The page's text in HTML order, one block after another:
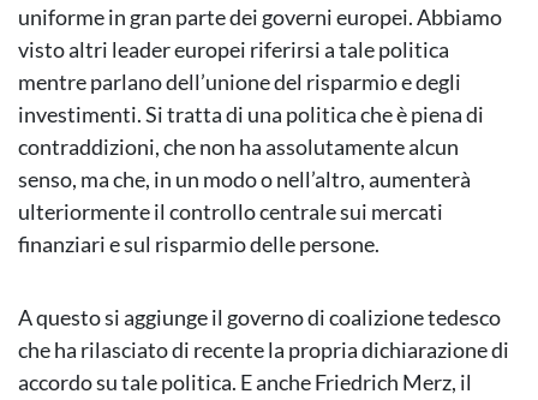
uniforme in gran parte dei governi europei. Abbiamo
visto altri leader europei riferirsi a tale politica
mentre parlano dell’unione del risparmio e degli
investimenti. Si tratta di una politica che è piena di
contraddizioni, che non ha assolutamente alcun
senso, ma che, in un modo o nell’altro, aumenterà
ulteriormente il controllo centrale sui mercati
finanziari e sul risparmio delle persone.
A questo si aggiunge il governo di coalizione tedesco
che ha rilasciato di recente la propria dichiarazione di
accordo su tale politica. E anche Friedrich Merz, il